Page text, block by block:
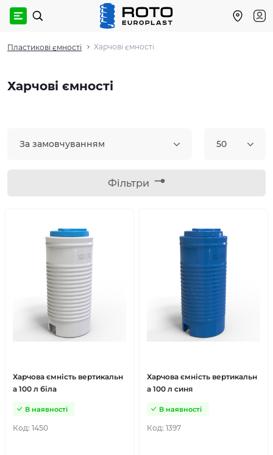
Пластикові ємності Харчові ємності
Харчові ємності
За замовчуванням 50
Фільтри
Харчова ємність вертикальн
а 100 л біла
Код: 1450
В наявності
Харчова ємність вертикальн
а 100 л синя
Код: 1397
В наявності